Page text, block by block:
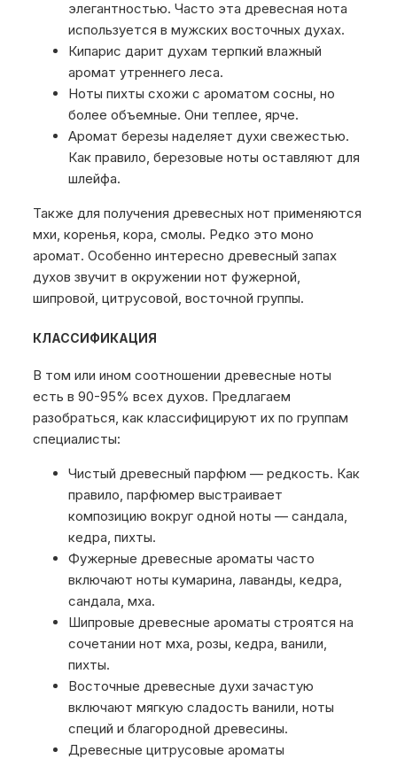
элегантностью. Часто эта древесная нота
используется в мужских восточных духах.
Кипарис дарит духам терпкий влажный
аромат утреннего леса.
Ноты пихты схожи с ароматом сосны, но
более объемные. Они теплее, ярче.
Аромат березы наделяет духи свежестью.
Как правило, березовые ноты оставляют для
шлейфа.
Также для получения древесных нот применяются
мхи, коренья, кора, смолы. Редко это моно
аромат. Особенно интересно древесный запах
духов звучит в окружении нот фужерной,
шипровой, цитрусовой, восточной группы.
КЛАССИФИКАЦИЯ
В том или ином соотношении древесные ноты
есть в 90-95% всех духов. Предлагаем
разобраться, как классифицируют их по группам
специалисты:
Чистый древесный парфюм — редкость. Как
правило, парфюмер выстраивает
композицию вокруг одной ноты — сандала,
кедра, пихты.
Фужерные древесные ароматы часто
включают ноты кумарина, лаванды, кедра,
сандала, мха.
Шипровые древесные ароматы строятся на
сочетании нот мха, розы, кедра, ванили,
пихты.
Восточные древесные духи зачастую
включают мягкую сладость ванили, ноты
специй и благородной древесины.
Древесные цитрусовые ароматы